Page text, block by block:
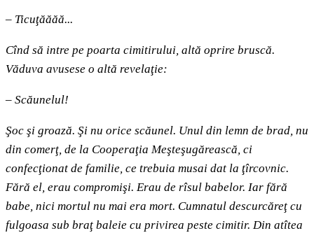
– Ticuţăăăă...
Cînd să intre pe poarta cimitirului, altă oprire bruscă.
Văduva avusese o altă revelaţie:
– Scăunelul!
Şoc şi groază. Şi nu orice scăunel. Unul din lemn de brad, nu
din comerţ, de la Cooperaţia Meşteşugărească, ci
confecţionat de familie, ce trebuia musai dat la ţîrcovnic.
Fără el, erau compromişi. Erau de rîsul babelor. Iar fără
babe, nici mortul nu mai era mort. Cumnatul descurcăreţ cu
fulgoasa sub braţ baleie cu privirea peste cimitir. Din atîtea